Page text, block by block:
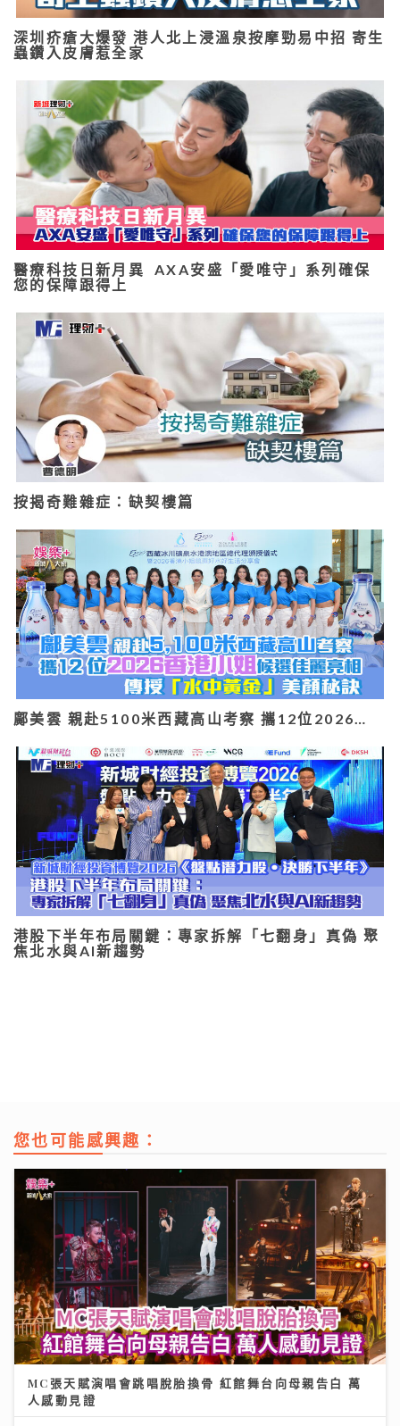
深圳疥瘡大爆發 港人北上浸溫泉按摩勁易中招 寄生
蟲鑽入皮膚惹全家
醫療科技日新月異 AXA安盛「愛唯守」系列確保
您的保障跟得上
按揭奇難雜症：缺契樓篇
鄺美雲 親赴5100米西藏高山考察 攜12位2026…
港股下半年布局關鍵：專家拆解「七翻身」真偽 聚
焦北水與AI新趨勢
您也可能感興趣：
MC張天賦演唱會跳唱脫胎換骨 紅館舞台向母親告白 萬
人感動見證